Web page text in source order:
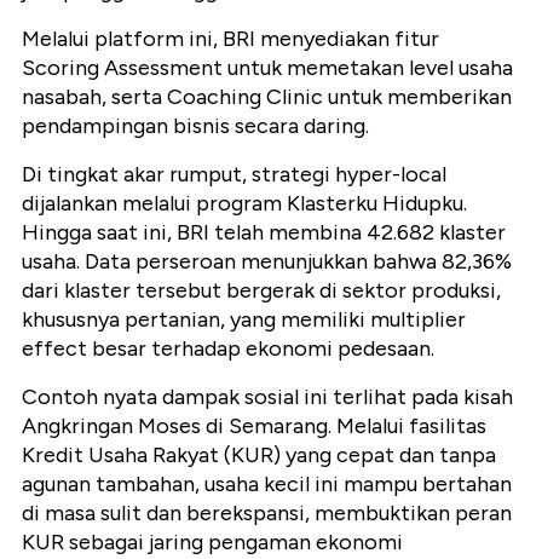
Melalui platform ini, BRI menyediakan fitur
Scoring Assessment untuk memetakan level usaha
nasabah, serta Coaching Clinic untuk memberikan
pendampingan bisnis secara daring.
Di tingkat akar rumput, strategi hyper-local
dijalankan melalui program Klasterku Hidupku.
Hingga saat ini, BRI telah membina 42.682 klaster
usaha. Data perseroan menunjukkan bahwa 82,36%
dari klaster tersebut bergerak di sektor produksi,
khususnya pertanian, yang memiliki multiplier
effect besar terhadap ekonomi pedesaan.
Contoh nyata dampak sosial ini terlihat pada kisah
Angkringan Moses di Semarang. Melalui fasilitas
Kredit Usaha Rakyat (KUR) yang cepat dan tanpa
agunan tambahan, usaha kecil ini mampu bertahan
di masa sulit dan berekspansi, membuktikan peran
KUR sebagai jaring pengaman ekonomi